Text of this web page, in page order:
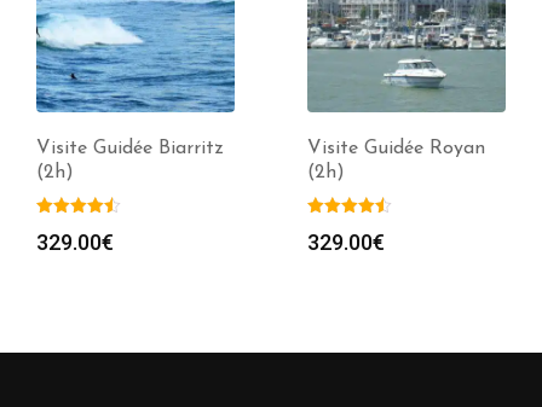
Visite Guidée Biarritz
(2h)
329.00€
Visite Guidée Royan
(2h)
329.00€